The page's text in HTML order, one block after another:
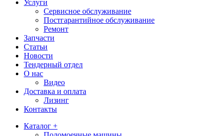
Услуги
Сервисное обслуживание
Постгарантийное обслуживание
Ремонт
Запчасти
Статьи
Новости
Тендерный отдел
О нас
Видео
Доставка и оплата
Лизинг
Контакты
Каталог +